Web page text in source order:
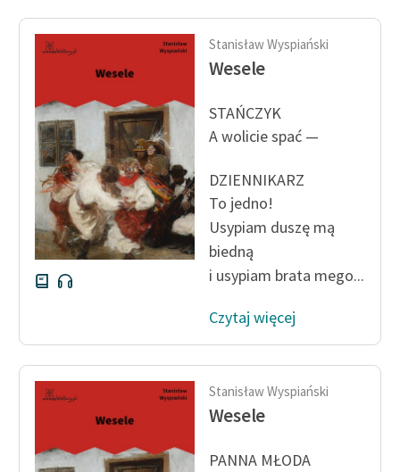
Stanisław Wyspiański
Wesele
STAŃCZYK
A wolicie spać —
DZIENNIKARZ
To jedno!
Usypiam duszę mą
biedną
i usypiam brata mego...
Czytaj więcej
Stanisław Wyspiański
Wesele
PANNA MŁODA